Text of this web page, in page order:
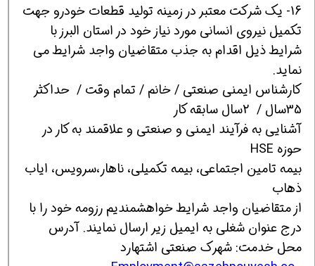
16- یک شرکت معتبر در زمینه تولید قطعات خودرو جهت
تکمیل نیروی انسانی مورد نیاز خود در استان البرز با
شرایط ذیل اقدام به جذب متقاضیان واجد شرایط می
نماید.
کارشناس ایمنی صنعتی / خانم / تمام وقت / حداکثر
35سال / 2سال سابقه کار
آشنایی به فرآیند ایمنی و صنعتی و علاقمند به کار در
حوزه HSE
بیمه تامین اجتماعی، بیمه تکمیلی، ناهار،سرویس، ایاب
ذهاب
از متقاضیان واجد شرایط خواهشمندیم رزومه خود را با
درج عنوان شغلی به ایمیل زیر ارسال نمایند. آدرس
محل خدمت: شهرک صنعتی اشتهارد